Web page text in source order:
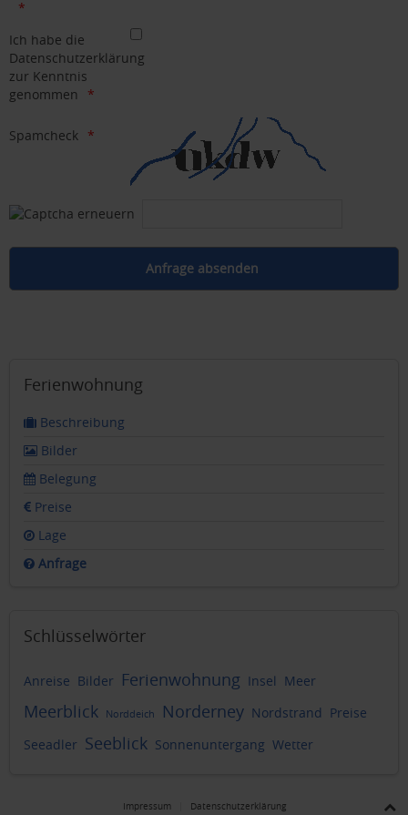
Ich habe die
Datenschutzerklärung
zur Kenntnis
genommen
Spamcheck
Ferienwohnung
Beschreibung
Bilder
Belegung
Preise
Lage
Anfrage
Schlüsselwörter
Anreise Bilder Ferienwohnung Insel Meer
Meerblick Norddeich Norderney Nordstrand Preise
Seeadler Seeblick Sonnenuntergang Wetter
Impressum Datenschutzerklärung